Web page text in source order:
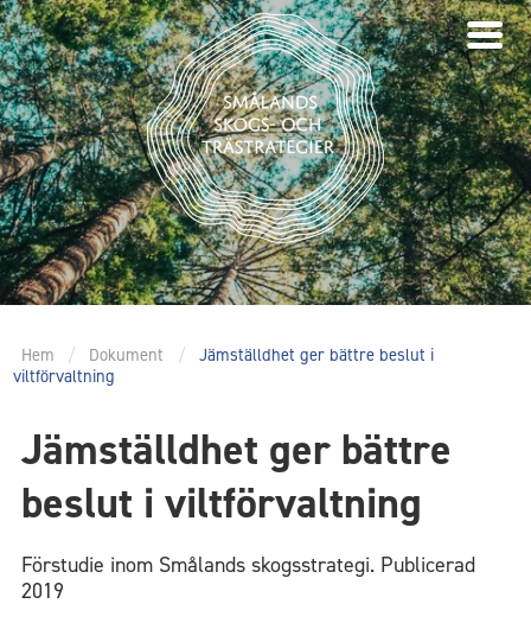
Hem / Dokument / Jämställdhet ger bättre beslut i
viltförvaltning
Jämställdhet ger bättre
beslut i viltförvaltning
Förstudie inom Smålands skogsstrategi. Publicerad
2019